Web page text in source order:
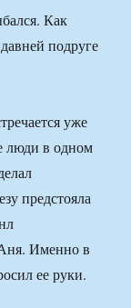
Как
подруге
уже
люди в одном
предстояла
Именно в
ее руки.